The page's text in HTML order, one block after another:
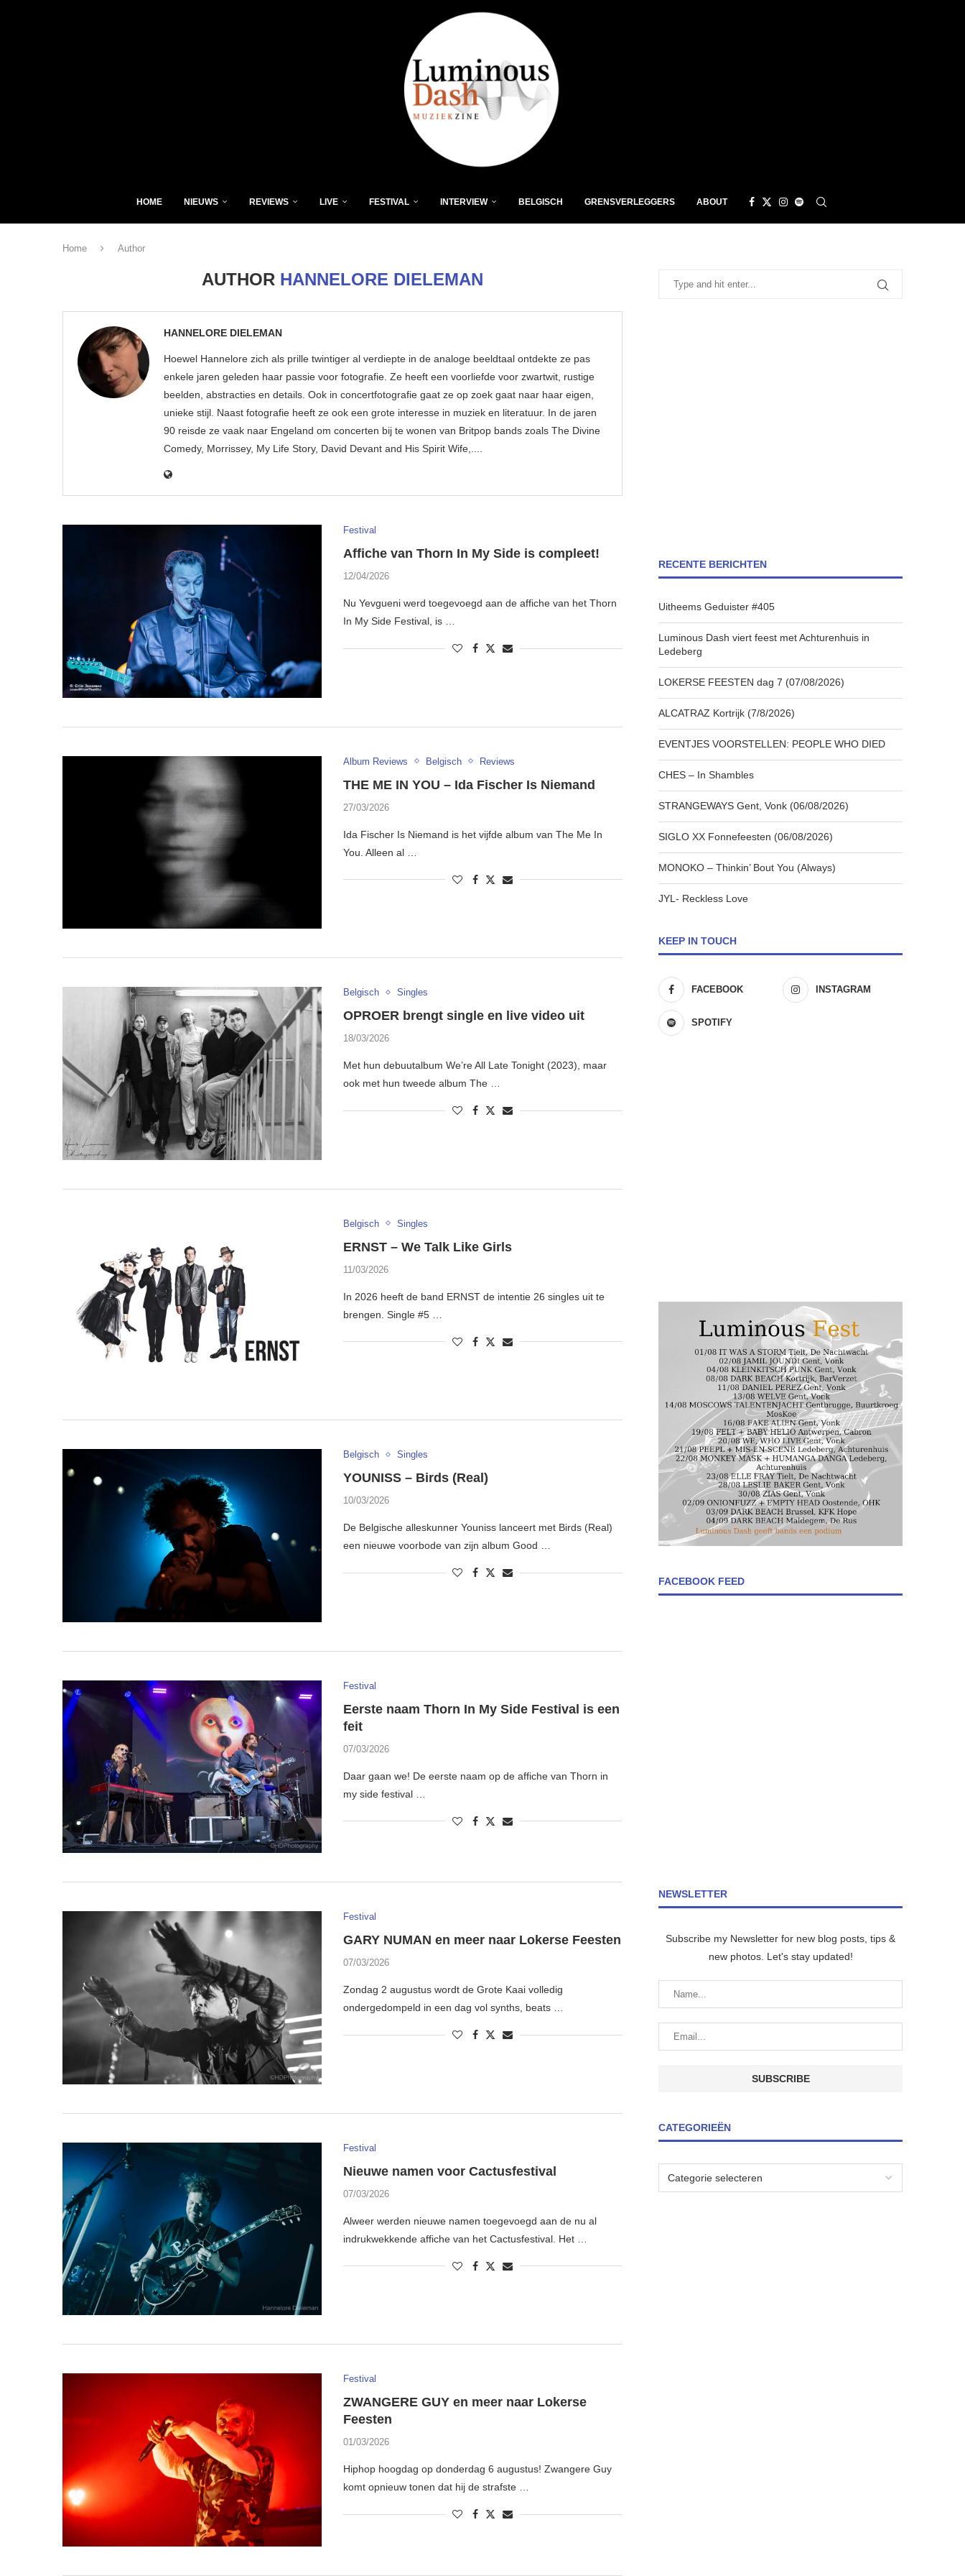
HOME NIEUWS REVIEWS LIVE FESTIVAL INTERVIEW BELGISCH GRENSVERLEGGERS ABOUT
Home Author
AUTHOR HANNELORE DIELEMAN
HANNELORE DIELEMAN
Hoewel Hannelore zich als prille twintiger al verdiepte in de analoge beeldtaal ontdekte ze pas
enkele jaren geleden haar passie voor fotografie. Ze heeft een voorliefde voor zwartwit, rustige
beelden, abstracties en details. Ook in concertfotografie gaat ze op zoek gaat naar haar eigen,
unieke stijl. Naast fotografie heeft ze ook een grote interesse in muziek en literatuur. In de jaren
90 reisde ze vaak naar Engeland om concerten bij te wonen van Britpop bands zoals The Divine
Comedy, Morrissey, My Life Story, David Devant and His Spirit Wife,....
Festival
Affiche van Thorn In My Side is compleet!
12/04/2026
Nu Yevgueni werd toegevoegd aan de affiche van het Thorn
In My Side Festival, is …
Album Reviews Belgisch Reviews
THE ME IN YOU – Ida Fischer Is Niemand
27/03/2026
Ida Fischer Is Niemand is het vijfde album van The Me In
You. Alleen al …
Belgisch Singles
OPROER brengt single en live video uit
18/03/2026
Met hun debuutalbum We’re All Late Tonight (2023), maar
ook met hun tweede album The …
Belgisch Singles
ERNST – We Talk Like Girls
11/03/2026
In 2026 heeft de band ERNST de intentie 26 singles uit te
brengen. Single #5 …
Belgisch Singles
YOUNISS – Birds (Real)
10/03/2026
De Belgische alleskunner Youniss lanceert met Birds (Real)
een nieuwe voorbode van zijn album Good …
Festival
Eerste naam Thorn In My Side Festival is een
feit
07/03/2026
Daar gaan we! De eerste naam op de affiche van Thorn in
my side festival …
Festival
GARY NUMAN en meer naar Lokerse Feesten
07/03/2026
Zondag 2 augustus wordt de Grote Kaai volledig
ondergedompeld in een dag vol synths, beats …
Festival
Nieuwe namen voor Cactusfestival
07/03/2026
Alweer werden nieuwe namen toegevoegd aan de nu al
indrukwekkende affiche van het Cactusfestival. Het …
Festival
ZWANGERE GUY en meer naar Lokerse
Feesten
01/03/2026
Hiphop hoogdag op donderdag 6 augustus! Zwangere Guy
komt opnieuw tonen dat hij de strafste …
RECENTE BERICHTEN
Uitheems Geduister #405
Luminous Dash viert feest met Achturenhuis in
Ledeberg
LOKERSE FEESTEN dag 7 (07/08/2026)
ALCATRAZ Kortrijk (7/8/2026)
EVENTJES VOORSTELLEN: PEOPLE WHO DIED
CHES – In Shambles
STRANGEWAYS Gent, Vonk (06/08/2026)
SIGLO XX Fonnefeesten (06/08/2026)
MONOKO – Thinkin’ Bout You (Always)
JYL- Reckless Love
KEEP IN TOUCH
FACEBOOK INSTAGRAM
SPOTIFY
FACEBOOK FEED
NEWSLETTER
Subscribe my Newsletter for new blog posts, tips &
new photos. Let's stay updated!
CATEGORIEËN